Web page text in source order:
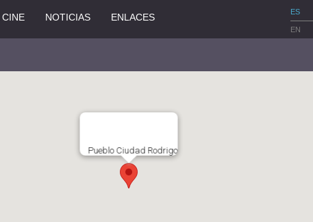
ES
EN
CINE NOTICIAS ENLACES
Pueblo Ciudad Rodrigo